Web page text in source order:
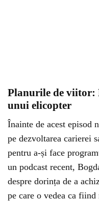
Planurile de viitor:
unui elicopter
Înainte de acest episod
pe dezvoltarea carierei
pentru a-și face
un podcast recent,
despre dorința de a
pe care o vedea ca fiind